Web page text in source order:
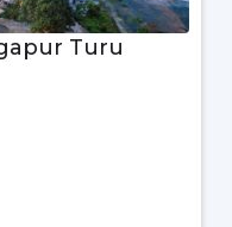
Turu